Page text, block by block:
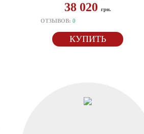
38 020 грн.
ОТЗЫВОВ: 0
КУПИТЬ